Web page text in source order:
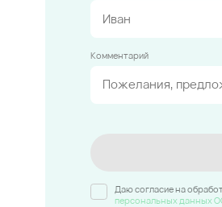
Комментарий
Даю согласие на
персональных данных